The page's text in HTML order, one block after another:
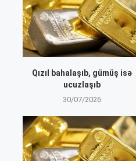
Qızıl bahalaşıb, gümüş isə
ucuzlaşıb
30/07/2026